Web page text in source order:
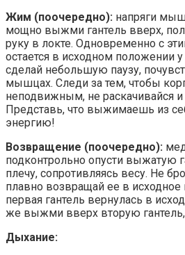
Жим (поочередно): напряги
мощно выжми гантель вверх,
руку в локте. Одновременно с
остается в исходном положении
сделай небольшую паузу,
мышцах. Следи за тем, чтобы
неподвижным, не раскачивайся и
Представь, что выжимаешь из
энергию!
Возвращение (поочередно):
подконтрольно опусти выжатую
плечу, сопротивляясь весу. Не
плавно возвращай ее в
первая гантель вернулась в
же выжми вверх вторую
Дыхание: